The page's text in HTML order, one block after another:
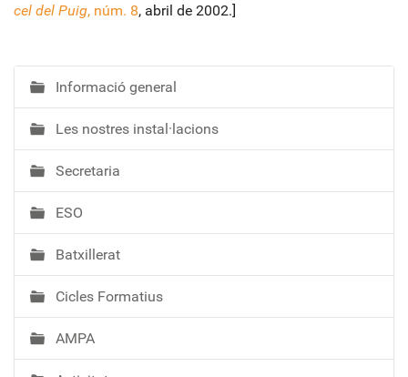
cel del Puig, núm. 8, abril de 2002.]
N
a
v
e
g
a
c
ó
Informació general
Les nostres instal·lacions
Secretaria
ESO
Batxillerat
Cicles Formatius
AMPA